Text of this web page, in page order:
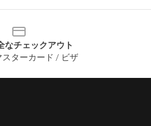
なチェックアウト
スターカード / ビザ